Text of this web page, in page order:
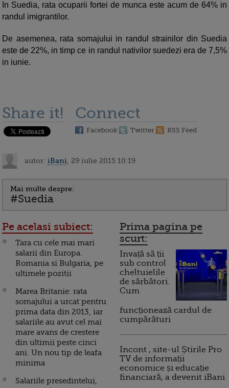
In Suedia, rata ocuparii fortei de munca este acum de 64% in
randul imigrantilor.
De asemenea, rata somajului in randul strainilor din Suedia
este de 22%, in timp ce in randul nativilor suedezi era de 7,5%
in iunie.
Share it! Connect
Facebook Twitter RSS Feed
autor: iBani , 29 iulie 2015 10:19
Mai multe despre:
#Suedia
Pe acelasi subiect:
Tara cu cele mai mari
salarii din Europa.
Romania si Bulgaria, pe
ultimele pozitii
Marea Britanie: rata
somajului a urcat pentru
prima data din 2013, iar
salariile au avut cel mai
mare avans de crestere
din ultimii peste cinci
ani. Un nou tip de leafa
minima
Salariile presedintelui,
Prima pagina pe
scurt:
Invață să ții
sub control
cheltuielile
de sărbători.
Cum
funcționează cardul de
cumpărături
Incont , site-ul Știrile Pro
TV de informații
economice și educație
financiară, a devenit iBani